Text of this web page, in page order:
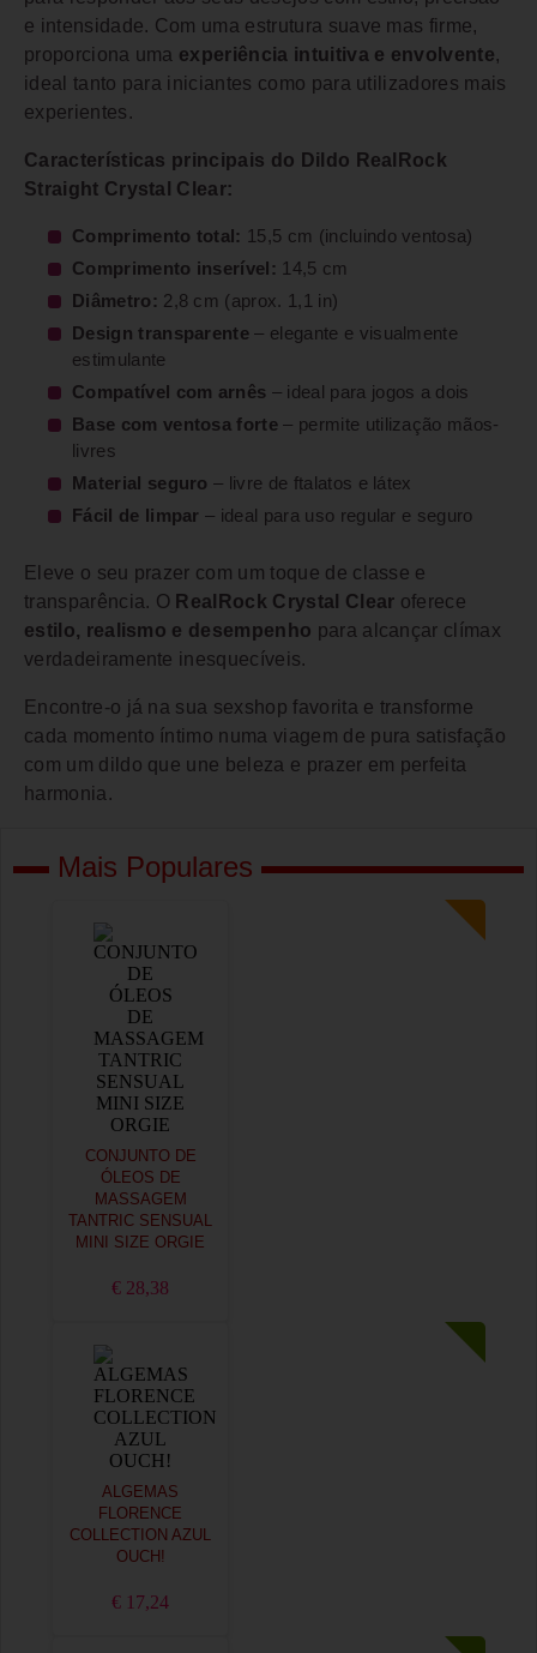
e intensidade. Com uma estrutura suave mas firme,
proporciona uma experiência intuitiva e envolvente,
ideal tanto para iniciantes como para utilizadores mais
experientes.
Características principais do Dildo RealRock
Straight Crystal Clear:
Comprimento total: 15,5 cm (incluindo ventosa)
Comprimento inserível: 14,5 cm
Diâmetro: 2,8 cm (aprox. 1,1 in)
Design transparente – elegante e visualmente
estimulante
Compatível com arnês – ideal para jogos a dois
Base com ventosa forte – permite utilização mãos-
livres
Material seguro – livre de ftalatos e látex
Fácil de limpar – ideal para uso regular e seguro
Eleve o seu prazer com um toque de classe e
transparência. O RealRock Crystal Clear oferece
estilo, realismo e desempenho para alcançar clímax
verdadeiramente inesquecíveis.
Encontre-o já na sua sexshop favorita e transforme
cada momento íntimo numa viagem de pura satisfação
com um dildo que une beleza e prazer em perfeita
harmonia.
Mais Populares
CONJUNTO DE
ÓLEOS DE
MASSAGEM
TANTRIC SENSUAL
MINI SIZE ORGIE
€ 28,38
ALGEMAS
FLORENCE
COLLECTION AZUL
OUCH!
€ 17,24